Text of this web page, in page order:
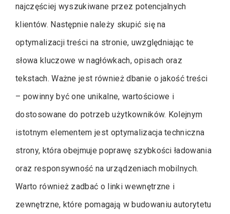
najczęściej wyszukiwane przez potencjalnych
klientów. Następnie należy skupić się na
optymalizacji treści na stronie, uwzględniając te
słowa kluczowe w nagłówkach, opisach oraz
tekstach. Ważne jest również dbanie o jakość treści
– powinny być one unikalne, wartościowe i
dostosowane do potrzeb użytkowników. Kolejnym
istotnym elementem jest optymalizacja techniczna
strony, która obejmuje poprawę szybkości ładowania
oraz responsywność na urządzeniach mobilnych.
Warto również zadbać o linki wewnętrzne i
zewnętrzne, które pomagają w budowaniu autorytetu